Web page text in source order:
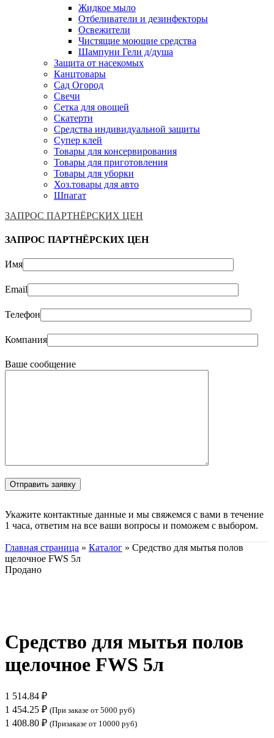
Жидкое мыло
Отбеливатели и дезинфекторы
Освежители
Чистящие моющие средства
Шампуни Гели д/душа
Защита от насекомых
Канцтовары
Сад Огород
Свечи
Сетка для овощей
Скатерти
Средства индивидуальной защиты
Супер клей
Товары для консервирования
Товары для приготовления
Товары для уборки
Хоз.товары для авто
Шпагат
ЗАПРОС ПАРТНЁРСКИХ ЦЕН
ЗАПРОС ПАРТНЁРСКИХ ЦЕН
Имя
Email
Телефон
Компания
Ваше сообщение
Укажите контактные данные и мы свяжемся с вами в течение
1 часа, ответим на все ваши вопросы и поможем с выбором.
Главная страница » Каталог » Средство для мытья полов
щелочное FWS 5л
Продано
Средство для мытья полов
щелочное FWS 5л
1 514.84 ₽
1 454.25 ₽ (При заказе от 5000 руб)
1 408.80 ₽ (Призаказе от 10000 руб)